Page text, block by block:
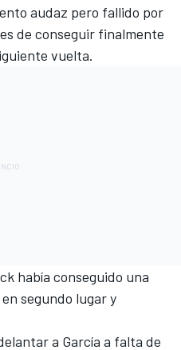
audaz pero fallido por
de conseguir finalmente
vuelta.
había conseguido una
segundo lugar y
a García a falta de